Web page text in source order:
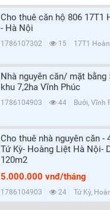
Cho thuê căn hộ 806 17T1
- Hà Nội
1786107302 15 17T1 Hoàng Đạo Thúy,
Nhà nguyên căn/ mặt bằng
khu 7,2ha Vĩnh Phúc
1786104903 44 Bưởi, Vĩnh
Cho thuê nhà nguyên căn -
Tứ Kỳ- Hoàng Liệt Hà Nội-
120m2
5.000.000 vnđ/tháng
1786104903 24 Tứ Kỳ, Hoàng